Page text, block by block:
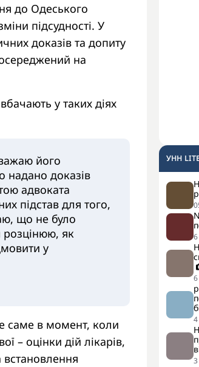
УНН
до Одеського
підсудності. У
доказів та допиту
на
у таких діях
його
надано доказів
адвоката
підстав для того,
що не було
розцінюю, як
у
саме в момент, коли
– оцінки дій лікарів,
встановлення